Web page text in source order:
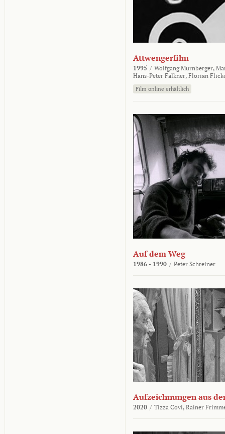
Attwengerfilm
1995 / Wolfgang Murnberger,
Hans-Peter Falkner, Florian
Film online erhältlich
Auf dem Weg
1986 - 1990 / Peter Schreiner
Aufzeichnungen aus
2020 / Tizza Covi, Rainer